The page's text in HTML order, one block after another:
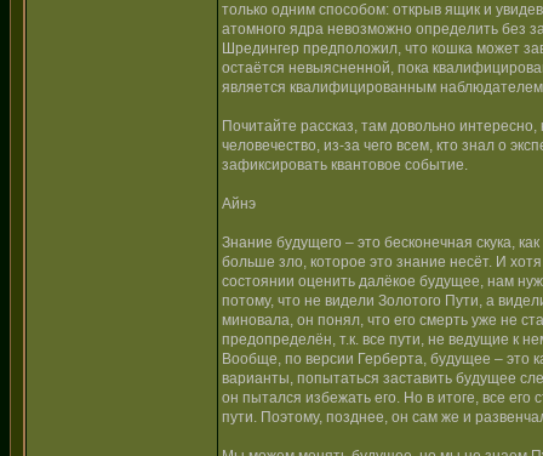
только одним способом: открыв ящик и
атомного ядра невозможно определить без
Шредингер предположил, что кошка может
остаётся невыясненной, пока
является квалифицированным
Почитайте рассказ, там довольно
человечество, из-за чего всем, кто знал о
зафиксировать квантовое событие.
Айнэ
Знание будущего – это бесконечная скука,
больше зло, которое это знание несёт. И
состоянии оценить далёкое будущее, нам
потому, что не видели Золотого Пути, а
миновала, он понял, что его смерть уже не
предопределён, т.к. все пути, не ведущие к
Вообще, по версии Герберта, будущее – это
варианты, попытаться заставить будущее
он пытался избежать его. Но в итоге, все
пути. Поэтому, позднее, он сам же и